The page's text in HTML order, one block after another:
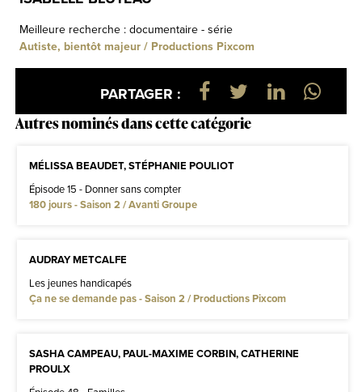
Meilleure recherche : documentaire - série
Autiste, bientôt majeur / Productions Pixcom
PARTAGER :
Autres nominés dans cette catégorie
MÉLISSA BEAUDET, STÉPHANIE POULIOT
Épisode 15 - Donner sans compter
180 jours - Saison 2 / Avanti Groupe
AUDRAY METCALFE
Les jeunes handicapés
Ça ne se demande pas - Saison 2 / Productions Pixcom
SASHA CAMPEAU, PAUL-MAXIME CORBIN, CATHERINE
PROULX